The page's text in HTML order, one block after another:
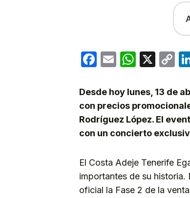
Facebook
Email X
Desde hoy lunes, 13 de
con precios
Rodríguez López. El
con un concierto
El Costa Adeje Tenerife
importantes de su historia.
oficial la Fase 2 de la